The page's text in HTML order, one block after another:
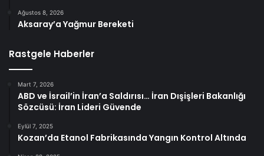
Ağustos 8, 2026
Aksaray’a Yağmur Bereketi
Rastgele Haberler
Mart 7, 2026
ABD ve İsrail’in İran’a Saldırısı… İran Dışişleri Bakanlığı
Sözcüsü: İran Lideri Güvende
Eylül 7, 2025
Kozan’da Etanol Fabrikasında Yangın Kontrol Altında